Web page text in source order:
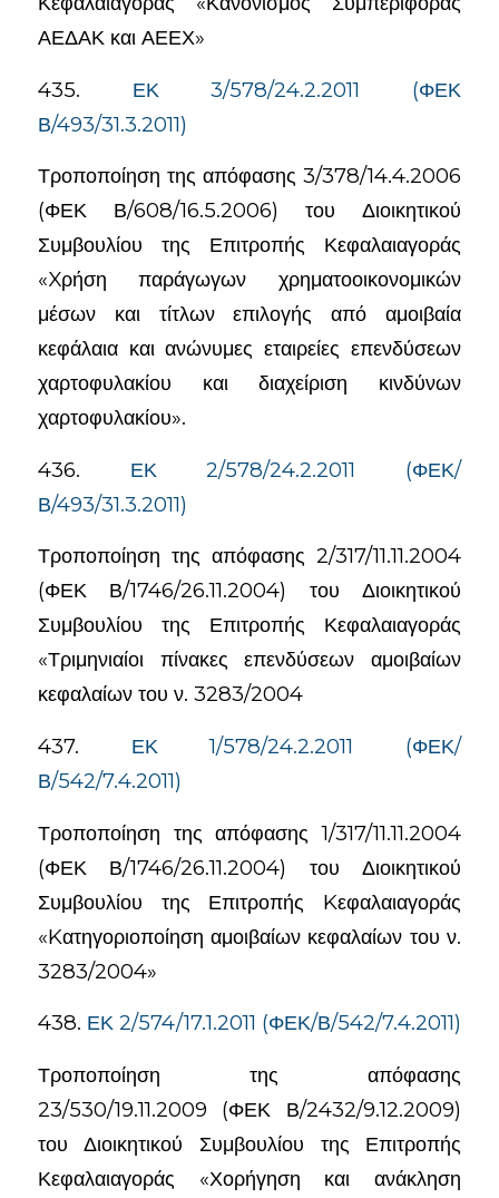
ΑΕΔΑΚ και ΑΕΕΧ»
435. ΕΚ 3/578/24.2.2011 (ΦΕΚ
Β/493/31.3.2011)
Τροποποίηση της απόφασης 3/378/14.4.2006
(ΦΕΚ Β/608/16.5.2006) του Διοικητικού
Συμβουλίου της Επιτροπής Κεφαλαιαγοράς
«Xρήση παράγωγων χρηματοοικονομικών
μέσων και τίτλων επιλογής από αμοιβαία
κεφάλαια και ανώνυμες εταιρείες επενδύσεων
χαρτοφυλακίου και διαχείριση κινδύνων
χαρτοφυλακίου».
436. ΕΚ 2/578/24.2.2011 (ΦΕΚ/
Β/493/31.3.2011)
Τροποποίηση της απόφασης 2/317/11.11.2004
(ΦΕΚ Β/1746/26.11.2004) του Διοικητικού
Συμβουλίου της Επιτροπής Κεφαλαιαγοράς
«Τριμηνιαίοι πίνακες επενδύσεων αμοιβαίων
κεφαλαίων του ν. 3283/2004
437. ΕΚ 1/578/24.2.2011 (ΦΕΚ/
Β/542/7.4.2011)
Τροποποίηση της απόφασης 1/317/11.11.2004
(ΦΕΚ Β/1746/26.11.2004) του Διοικητικού
Συμβουλίου της Επιτροπής Kεφαλαιαγοράς
«Kατηγοριοποίηση αμοιβαίων κεφαλαίων του ν.
3283/2004»
438. ΕΚ 2/574/17.1.2011 (ΦΕΚ/Β/542/7.4.2011)
Τροποποίηση της απόφασης
23/530/19.11.2009 (ΦΕΚ Β/2432/9.12.2009)
του Διοικητικού Συμβουλίου της Επιτροπής
Κεφαλαιαγοράς «Χορήγηση και ανάκληση